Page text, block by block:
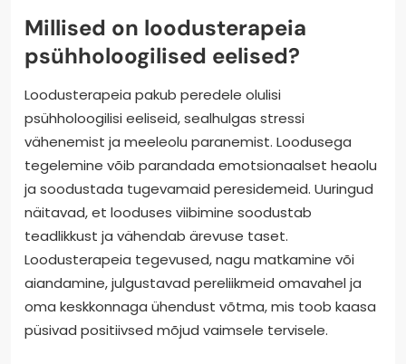
Millised on loodusterapeia
psühholoogilised eelised?
Loodusterapeia pakub peredele olulisi
psühholoogilisi eeliseid, sealhulgas stressi
vähenemist ja meeleolu paranemist. Loodusega
tegelemine võib parandada emotsionaalset heaolu
ja soodustada tugevamaid peresidemeid. Uuringud
näitavad, et looduses viibimine soodustab
teadlikkust ja vähendab ärevuse taset.
Loodusterapeia tegevused, nagu matkamine või
aiandamine, julgustavad pereliikmeid omavahel ja
oma keskkonnaga ühendust võtma, mis toob kaasa
püsivad positiivsed mõjud vaimsele tervisele.